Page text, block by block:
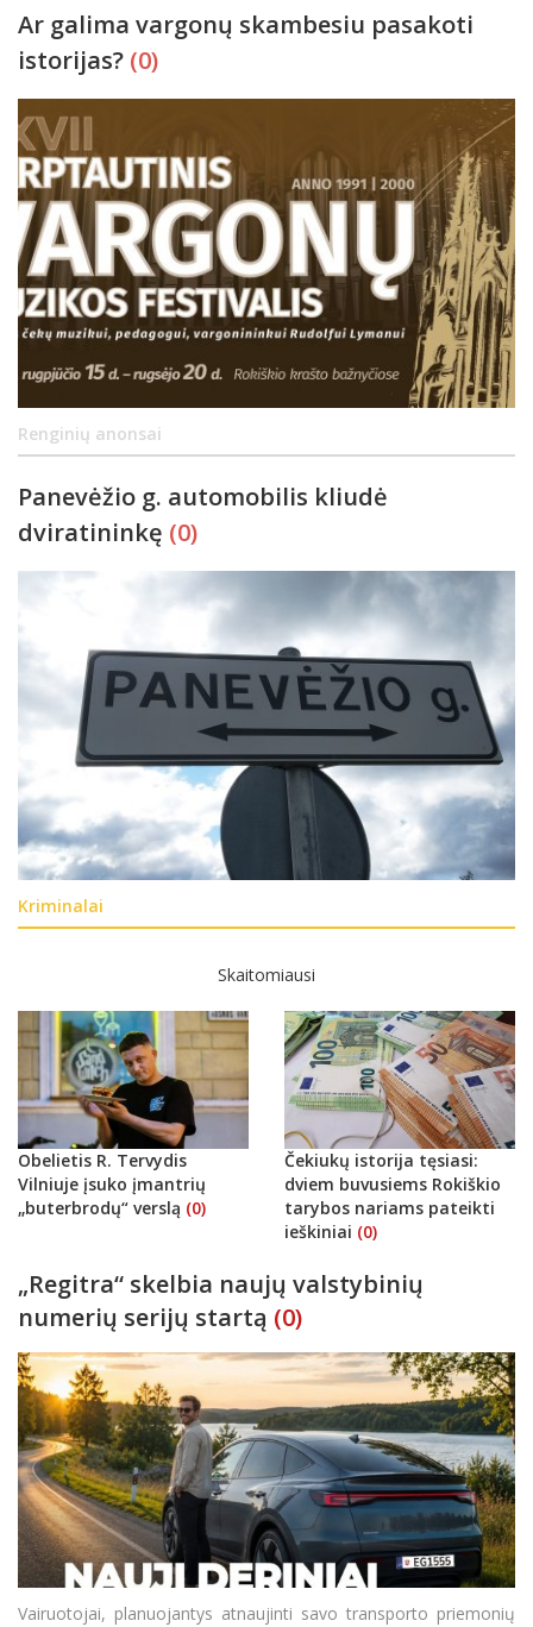
Ar galima vargonų skambesiu pasakoti
istorijas? (0)
Renginių anonsai
Panevėžio g. automobilis kliudė
dviratininkę (0)
Kriminalai
Skaitomiausi
Obelietis R. Tervydis
Vilniuje įsuko įmantrių
„buterbrodų“ verslą (0)
Čekiukų istorija tęsiasi:
dviem buvusiems Rokiškio
tarybos nariams pateikti
ieškiniai (0)
„Regitra“ skelbia naujų valstybinių
numerių serijų startą (0)
Vairuotojai, planuojantys atnaujinti savo transporto priemonių